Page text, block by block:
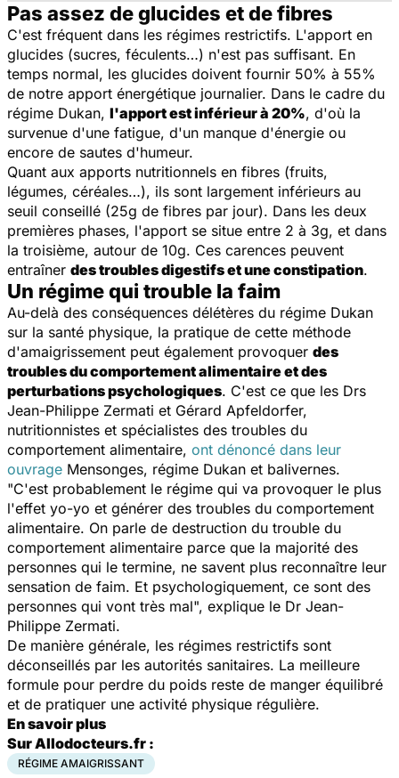
Pas assez de glucides et de fibres
C'est fréquent dans les régimes restrictifs. L'apport en
glucides (sucres, féculents…) n'est pas suffisant. En
temps normal, les glucides doivent fournir 50% à 55%
de notre apport énergétique journalier. Dans le cadre du
régime Dukan, l'apport est inférieur à 20%, d'où la
survenue d'une fatigue, d'un manque d'énergie ou
encore de sautes d'humeur.
Quant aux apports nutritionnels en fibres (fruits,
légumes, céréales…), ils sont largement inférieurs au
seuil conseillé (25g de fibres par jour). Dans les deux
premières phases, l'apport se situe entre 2 à 3g, et dans
la troisième, autour de 10g. Ces carences peuvent
entraîner des troubles digestifs et une constipation.
Un régime qui trouble la faim
Au-delà des conséquences délétères du régime Dukan
sur la santé physique, la pratique de cette méthode
d'amaigrissement peut également provoquer des
troubles du comportement alimentaire et des
perturbations psychologiques. C'est ce que les Drs
Jean-Philippe Zermati et Gérard Apfeldorfer,
nutritionnistes et spécialistes des troubles du
comportement alimentaire, ont dénoncé dans leur
ouvrage Mensonges, régime Dukan et balivernes.
"C'est probablement le régime qui va provoquer le plus
l'effet yo-yo et générer des troubles du comportement
alimentaire. On parle de destruction du trouble du
comportement alimentaire parce que la majorité des
personnes qui le termine, ne savent plus reconnaître leur
sensation de faim. Et psychologiquement, ce sont des
personnes qui vont très mal", explique le Dr Jean-
Philippe Zermati.
De manière générale, les régimes restrictifs sont
déconseillés par les autorités sanitaires. La meilleure
formule pour perdre du poids reste de manger équilibré
et de pratiquer une activité physique régulière.
En savoir plus
Sur Allodocteurs.fr :
RÉGIME AMAIGRISSANT